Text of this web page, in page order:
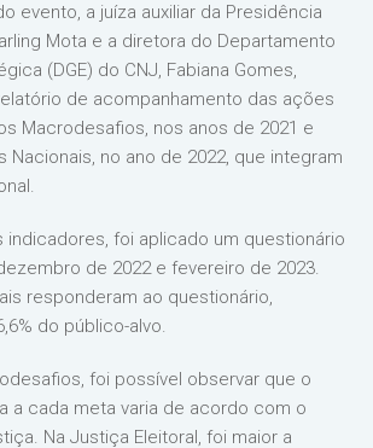
evento, a juíza auxiliar da Presidência
Mota e a diretora do Departamento
(DGE) do CNJ, Fabiana Gomes,
de acompanhamento das ações
Macrodesafios, nos anos de 2021 e
Nacionais, no ano de 2022, que integram
indicadores, foi aplicado um questionário
de 2022 e fevereiro de 2023.
responderam ao questionário,
do público-alvo.
foi possível observar que o
a cada meta varia de acordo com o
Na Justiça Eleitoral, foi maior a